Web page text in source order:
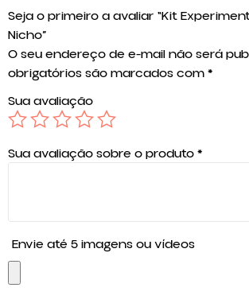
Seja o primeiro a avaliar “Kit
Nicho”
O seu endereço de e-mail não será
obrigatórios são marcados com*
Sua avaliação
Sua avaliação sobre o produto*
Envie até 5 imagens ou vídeos